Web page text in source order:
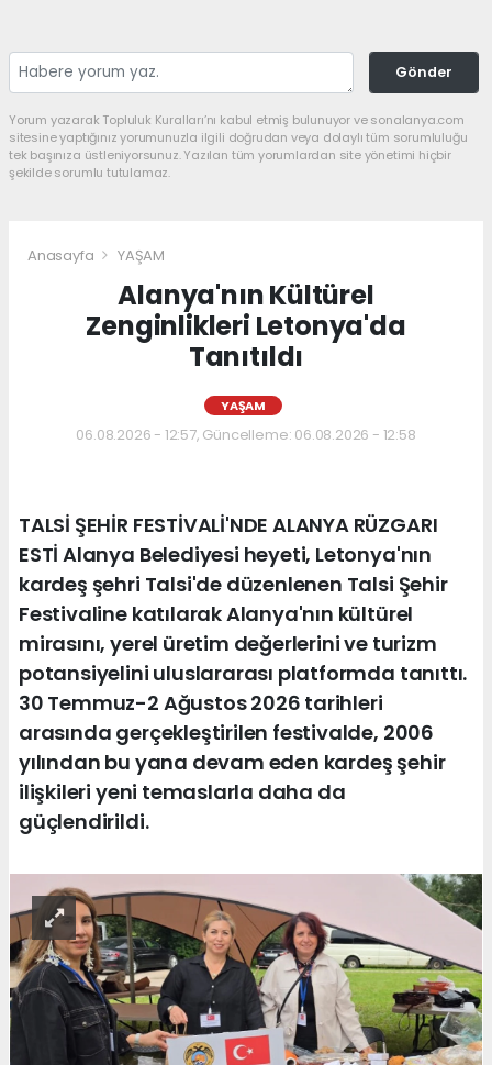
Gönder
Yorum yazarak Topluluk Kuralları’nı kabul etmiş bulunuyor ve sonalanya.com
sitesine yaptığınız yorumunuzla ilgili doğrudan veya dolaylı tüm sorumluluğu
tek başınıza üstleniyorsunuz. Yazılan tüm yorumlardan site yönetimi hiçbir
şekilde sorumlu tutulamaz.
Anasayfa YAŞAM
Alanya'nın Kültürel
Zenginlikleri Letonya'da
Tanıtıldı
YAŞAM
06.08.2026 - 12:57, Güncelleme: 06.08.2026 - 12:58
TALSİ ŞEHİR FESTİVALİ'NDE ALANYA RÜZGARI
ESTİ Alanya Belediyesi heyeti, Letonya'nın
kardeş şehri Talsi'de düzenlenen Talsi Şehir
Festivaline katılarak Alanya'nın kültürel
mirasını, yerel üretim değerlerini ve turizm
potansiyelini uluslararası platformda tanıttı.
30 Temmuz-2 Ağustos 2026 tarihleri
arasında gerçekleştirilen festivalde, 2006
yılından bu yana devam eden kardeş şehir
ilişkileri yeni temaslarla daha da
güçlendirildi.